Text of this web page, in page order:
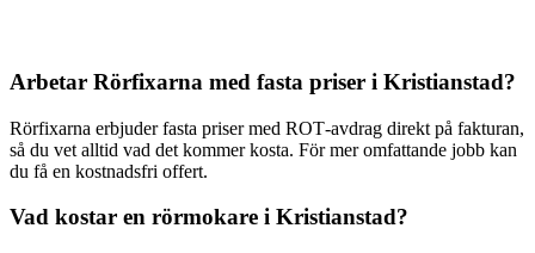
Arbetar Rörfixarna med fasta priser i Kristianstad?
Rörfixarna erbjuder fasta priser med ROT‑avdrag direkt på fakturan,
så du vet alltid vad det kommer kosta. För mer omfattande jobb kan
du få en kostnadsfri offert.
Vad kostar en rörmokare i Kristianstad?